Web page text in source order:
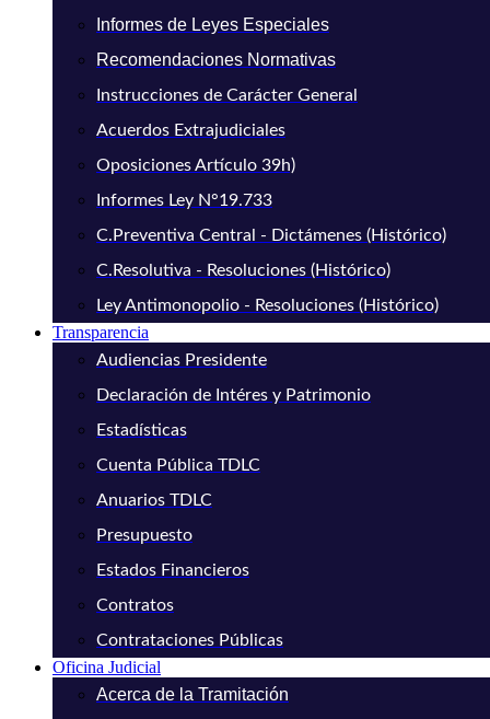
Informes de Leyes Especiales
Recomendaciones Normativas
Instrucciones de Carácter General
Acuerdos Extrajudiciales
Oposiciones Artículo 39h)
Informes Ley N°19.733
C.Preventiva Central - Dictámenes (Histórico)
C.Resolutiva - Resoluciones (Histórico)
Ley Antimonopolio - Resoluciones (Histórico)
Transparencia
Audiencias Presidente
Declaración de Intéres y Patrimonio
Estadísticas
Cuenta Pública TDLC
Anuarios TDLC
Presupuesto
Estados Financieros
Contratos
Contrataciones Públicas
Oficina Judicial
Acerca de la Tramitación